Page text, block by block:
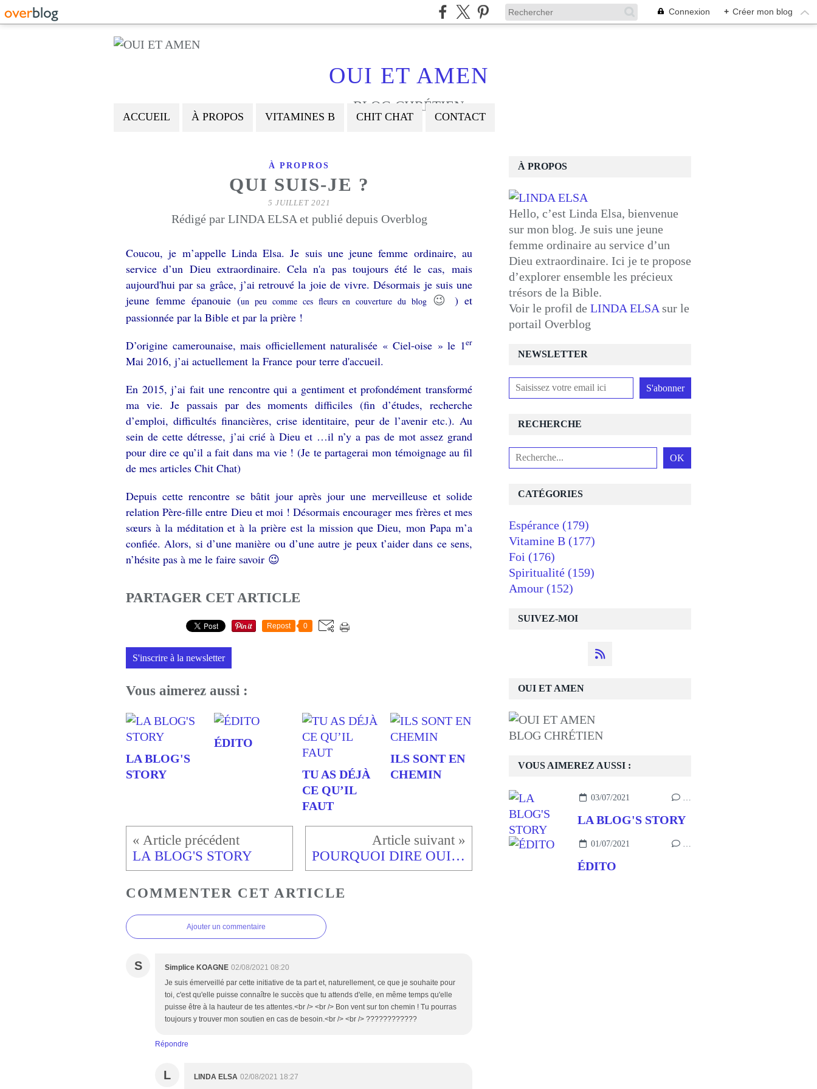
Connexion + Créer mon blog
OUI ET AMEN
BLOG CHRÉTIEN
ACCUEIL À PROPOS VITAMINES B CHIT CHAT CONTACT
À PROPROS
QUI SUIS-JE ?
5 JUILLET 2021
Rédigé par LINDA ELSA et publié depuis Overblog
Coucou, je m’appelle Linda Elsa. Je suis une jeune femme ordinaire, au
service d’un Dieu extraordinaire. Cela n'a pas toujours été le cas, mais
aujourd'hui par sa grâce, j’ai retrouvé la joie de vivre. Désormais je suis une
jeune femme épanouie (un peu comme ces fleurs en couverture du blog 😉
) et
passionnée par la Bible et par la prière !
D’origine camerounaise, mais officiellement naturalisée « Ciel-oise » le 1er
Mai 2016, j’ai actuellement la France pour terre d'accueil.
En 2015, j’ai fait une rencontre qui a gentiment et profondément transformé
ma vie. Je passais par des moments difficiles (fin d’études, recherche
d’emploi, difficultés financières, crise identitaire, peur de l’avenir etc.). Au
sein de cette détresse, j’ai crié à Dieu et …il n’y a pas de mot assez grand
pour dire ce qu’il a fait dans ma vie ! (Je te partagerai mon témoignage au fil
de mes articles Chit Chat)
Depuis cette rencontre se bâtit jour après jour une merveilleuse et solide
relation Père-fille entre Dieu et moi ! Désormais encourager mes frères et mes
sœurs à la méditation et à la prière est la mission que Dieu, mon Papa m’a
confiée. Alors, si d’une manière ou d’une autre je peux t’aider dans ce sens,
n’hésite pas à me le faire savoir 😉
PARTAGER CET ARTICLE
Repost 0
S'inscrire à la newsletter
Vous aimerez aussi :
LA BLOG'S
STORY
ÉDITO
TU AS DÉJÀ
CE QU’IL
FAUT
ILS SONT EN
CHEMIN
LA BLOG'S STORY POURQUOI DIRE OUI À JÉSUS ?
COMMENTER CET ARTICLE
Ajouter un commentaire
S Simplice KOAGNE 02/08/2021 08:20
Je suis émerveillé par cette initiative de ta part et, naturellement, ce que je souhaite pour
toi, c'est qu'elle puisse connaître le succès que tu attends d'elle, en même temps qu'elle
puisse être à la hauteur de tes attentes.<br /> <br /> Bon vent sur ton chemin ! Tu pourras
toujours y trouver mon soutien en cas de besoin.<br /> <br /> ????????????
Répondre
L LINDA ELSA 02/08/2021 18:27
NEWSLETTER
SUIVEZ-MOI
RECHERCHE
OUI ET AMEN
BLOG CHRÉTIEN
À PROPOS
Hello, c’est Linda Elsa, bienvenue
sur mon blog. Je suis une jeune
femme ordinaire au service d’un
Dieu extraordinaire. Ici je te propose
d’explorer ensemble les précieux
trésors de la Bible.
Voir le profil de LINDA ELSA sur le
portail Overblog
VOUS AIMEREZ AUSSI :
03/07/2021 …
LA BLOG'S STORY
01/07/2021 …
ÉDITO
CATÉGORIES
Espérance (179)
Vitamine B (177)
Foi (176)
Spiritualité (159)
Amour (152)